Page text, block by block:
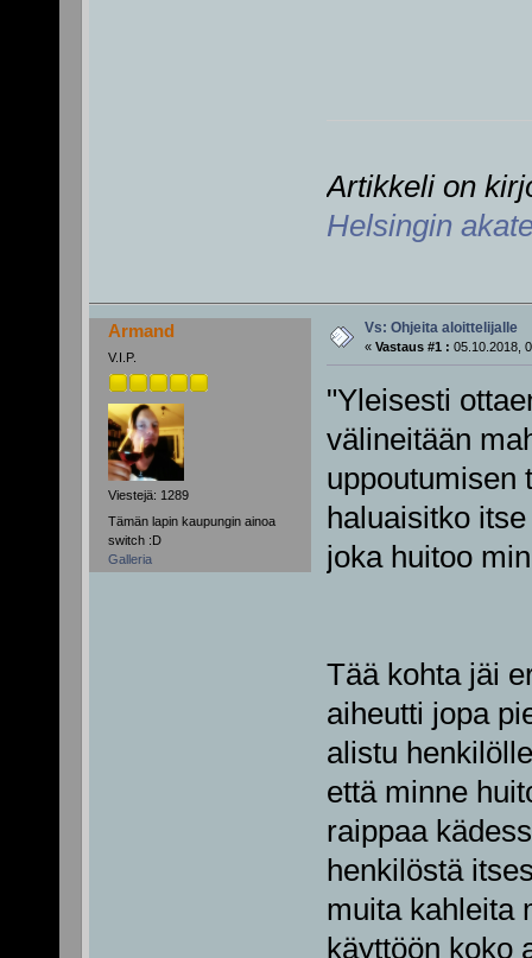
Artikkeli on
Helsingin
Armand
V.I.P.
Viestejä: 1289
Tämän lapin kaupungin ainoa
switch :D
Galleria
Vs: Ohjeita aloittelijalle
« Vastaus #1 : 05.10.2018,
"Yleisesti
välineitään
uppoutumisen
haluaisitko
joka huitoo
Tää kohta jäi
aiheutti jopa
alistu
että minne
raippaa
henkilöstä
muita kahleita
käyttöön koko